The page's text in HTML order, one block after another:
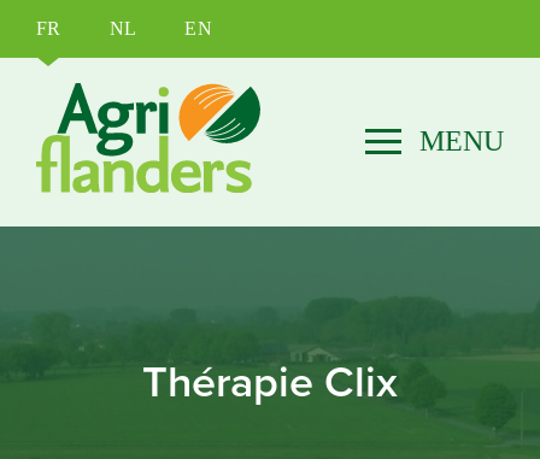
FR NL EN
Thérapie Clix